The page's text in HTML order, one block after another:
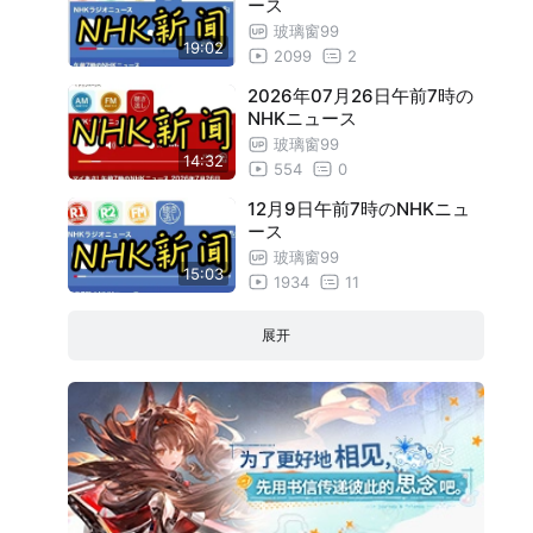
7月15日午前7時のNHKニュース
7月16日午前7時のNHKニュース
7月17日午前7時のNHKニュース 19:22
7月18日午前7時のNHKニュース
7月22日午前7時のNHKニュース
7月23日午前7時のNHKニュース
7月26日午前7時のNHKニュース 19:04
7月29日午前7時のNHKニュース 16:59
7月30日午前7時のNHKニュース 18:59
7月31日午前7時のNHKニュース
19:02
ース
玻璃窗99
2099
2
14:32
2026年07月26日午前7時の
NHKニュース
玻璃窗99
554
0
15:03
12月9日午前7時のNHKニュ
ース
玻璃窗99
1934
11
展开